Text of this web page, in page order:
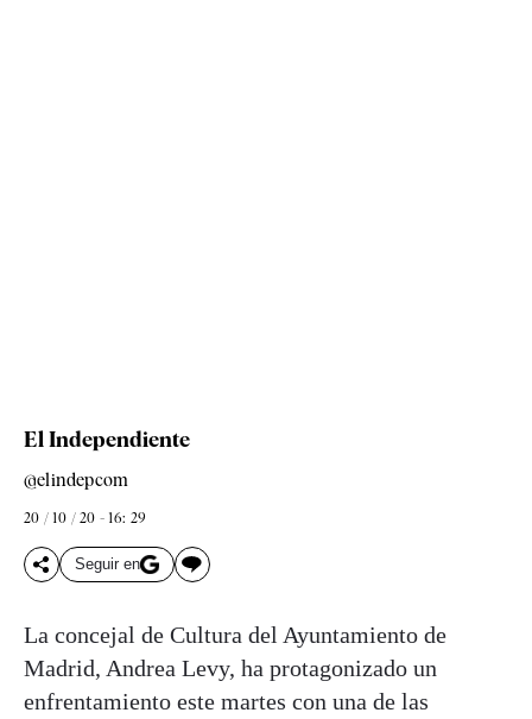
El Independiente
@elindepcom
20 / 10 / 20 - 16: 29
Seguir en
La concejal de Cultura del Ayuntamiento de
Madrid, Andrea Levy, ha protagonizado un
enfrentamiento este martes con una de las